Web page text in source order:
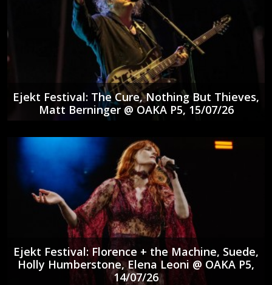
Ejekt Festival: The Cure, Nothing But Thieves,
Matt Berninger @ ΟΑΚΑ P5, 15/07/26
Ejekt Festival: Florence + the Machine, Suede,
Holly Humberstone, Elena Leoni @ ΟΑΚΑ P5,
14/07/26